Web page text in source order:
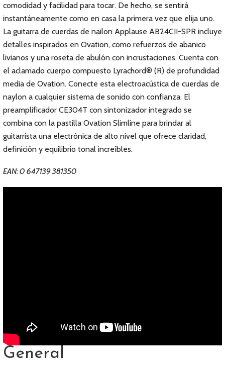
comodidad y facilidad para tocar. De hecho, se sentirá
instantáneamente como en casa la primera vez que elija uno.
La guitarra de cuerdas de nailon Applause AB24CII-SPR incluye
detalles inspirados en Ovation, como refuerzos de abanico
livianos y una roseta de abulón con incrustaciones. Cuenta con
el aclamado cuerpo compuesto Lyrachord® (R) de profundidad
media de Ovation. Conecte esta electroacústica de cuerdas de
naylon a cualquier sistema de sonido con confianza. El
preamplificador CE304T con sintonizador integrado se
combina con la pastilla Ovation Slimline para brindar al
guitarrista una electrónica de alto nivel que ofrece claridad,
definición y equilibrio tonal increíbles.
EAN: 0 647139 381350
General